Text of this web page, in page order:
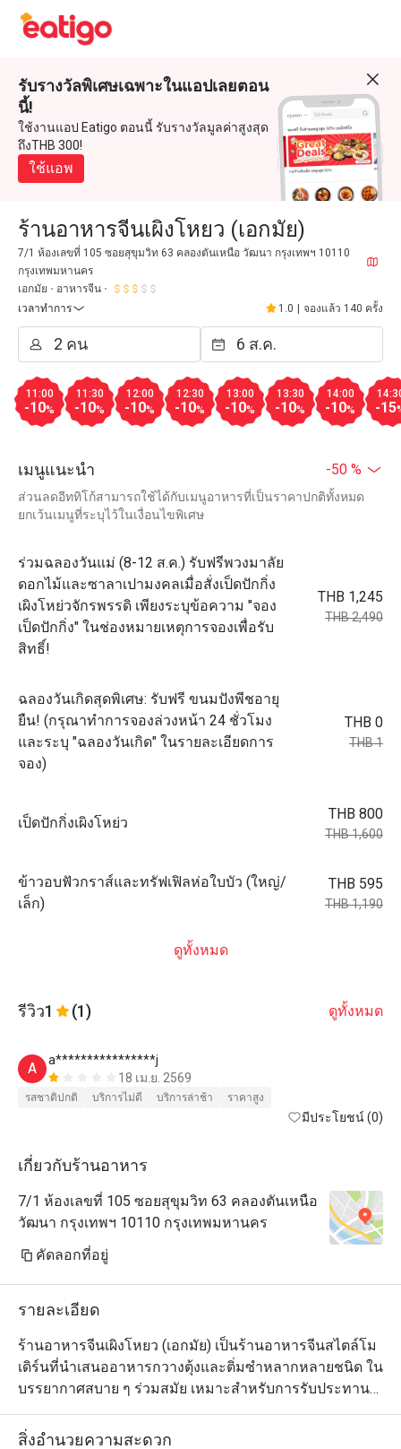
รับรางวัลพิเศษเฉพาะในแอปเลยตอน
นี้!
ใช้งานแอป Eatigo ตอนนี้ รับรางวัลมูลค่าสูงสุด
ถึงTHB 300!
ใช้แอพ
ร้านอาหารจีนเผิงโหยว (เอกมัย)
7/1 ห้องเลขที่ 105 ซอยสุขุมวิท 63 คลองตันเหนือ วัฒนา กรุงเทพฯ 10110
กรุงเทพมหานคร
เอกมัย
อาหารจีน
เวลาทำการ
1.0 จองแล้ว 140 ครั้ง
11:00
-10%
11:30
-10%
12:00
-10%
12:30
-10%
13:00
-10%
13:30
-10%
14:00
-10% -15
เมนูแนะนำ -50 %
ส่วนลดอีททิโก้สามารถใช้ได้กับเมนูอาหารที่เป็นราคาปกติทั้งหมด
ยกเว้นเมนูที่ระบุไว้ในเงื่อนไขพิเศษ
ร่วมฉลองวันแม่ (8-12 ส.ค.) รับฟรีพวงมาลัย
ดอกไม้และซาลาเปามงคลเมื่อสั่งเป็ดปักกิ่ง
เผิงโหย่วจักรพรรดิ เพียงระบุข้อความ "จอง
เป็ดปักกิ่ง" ในช่องหมายเหตุการจองเพื่อรับ
สิทธิ์!
THB 1,245
THB 2,490
ฉลองวันเกิดสุดพิเศษ: รับฟรี ขนมปังพีชอายุ
ยืน! (กรุณาทำการจองล่วงหน้า 24 ชั่วโมง
และระบุ "ฉลองวันเกิด" ในรายละเอียดการ
จอง)
THB 0
THB 1
เป็ดปักกิ่งเผิงโหย่ว
THB 800
THB 1,600
ข้าวอบฟัวกราส์และทรัฟเฟิลห่อใบบัว (ใหญ่/
เล็ก)
THB 595
THB 1,190
ดูทั้งหมด
รีวิว1 (1) ดูทั้งหมด
A
a****************j
18 เม.ย. 2569
รสชาติปกติ บริการไม่ดี บริการล่าช้า ราคาสูง
มีประโยชน์ (0)
เกี่ยวกับร้านอาหาร
7/1 ห้องเลขที่ 105 ซอยสุขุมวิท 63 คลองตันเหนือ
วัฒนา กรุงเทพฯ 10110 กรุงเทพมหานคร
คัดลอกที่อยู่
รายละเอียด
ร้านอาหารจีนเผิงโหยว (เอกมัย) เป็นร้านอาหารจีนสไตล์โม
เดิร์นที่นำเสนออาหารกวางตุ้งและติ่มซำหลากหลายชนิด ใน
บรรยากาศสบาย ๆ ร่วมสมัย เหมาะสำหรับการรับประทาน
แบบบุฟเฟต์หรือแชร์ร่วมกันกับครอบครัวและกลุ่มเพื่อน
เหมาะกับมื้ออาหารสบาย ๆ ในย่านเอกมัย
สิ่งอำนวยความสะดวก